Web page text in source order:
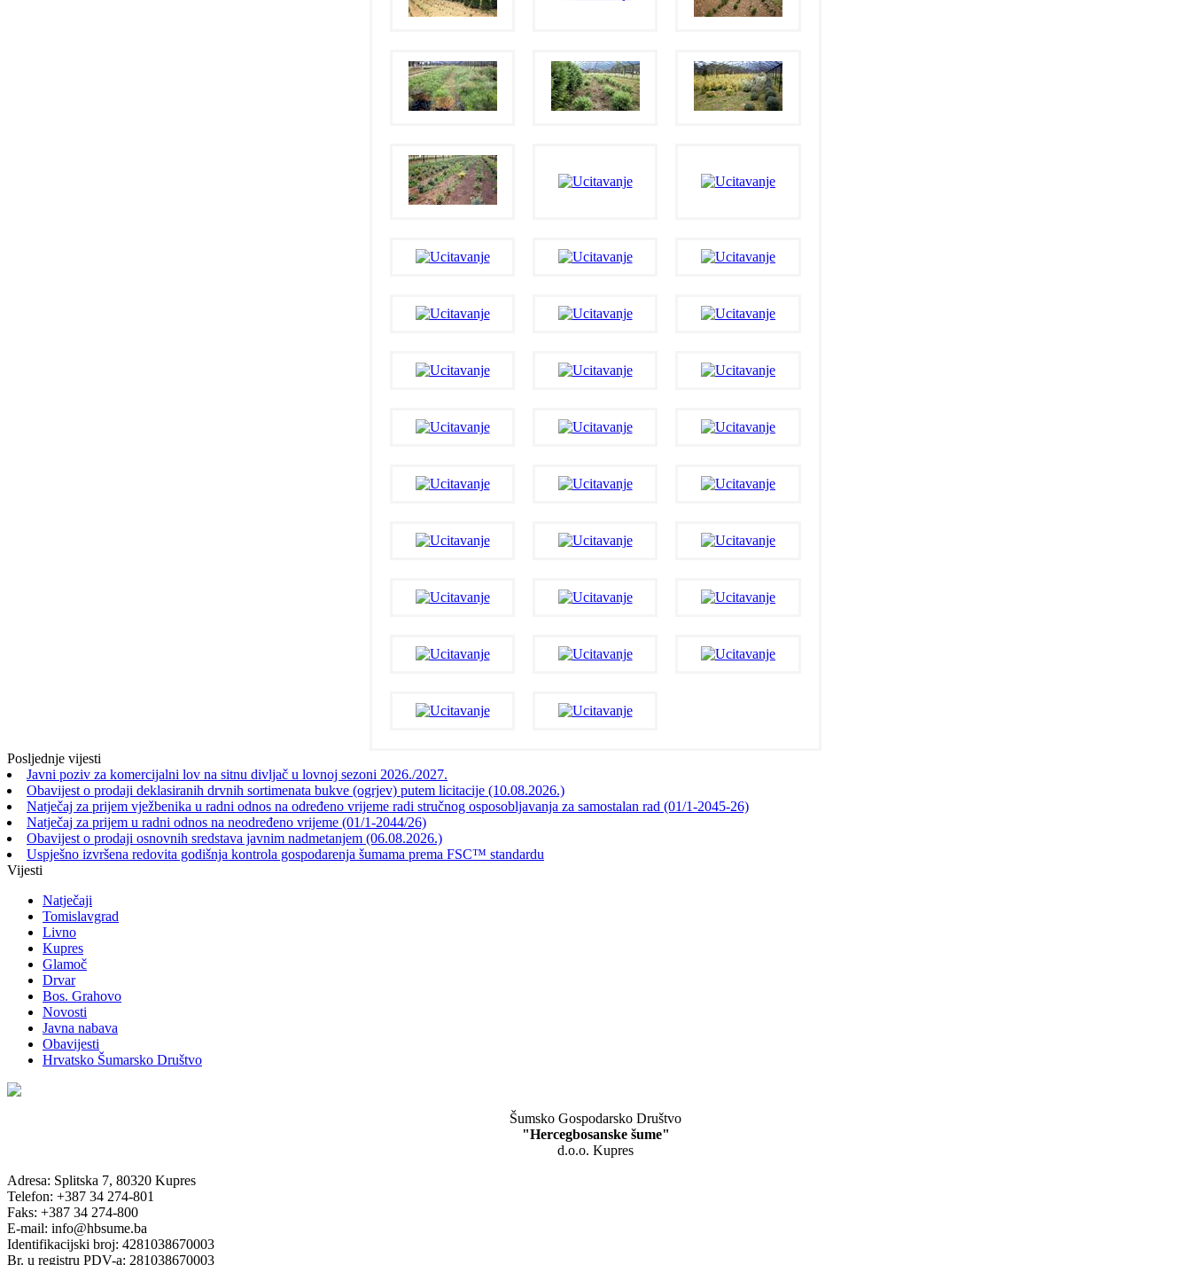
Posljednje vijesti
Javni poziv za komercijalni lov na sitnu divljač u lovnoj sezoni 2026./2027.
Obavijest o prodaji deklasiranih drvnih sortimenata bukve (ogrjev) putem licitacije (10.08.2026.)
Natječaj za prijem vježbenika u radni odnos na određeno vrijeme radi stručnog osposobljavanja za samostalan rad (01/1-2045-26)
Natječaj za prijem u radni odnos na neodređeno vrijeme (01/1-2044/26)
Obavijest o prodaji osnovnih sredstava javnim nadmetanjem (06.08.2026.)
Uspješno izvršena redovita godišnja kontrola gospodarenja šumama prema FSC™ standardu
Vijesti
Natječaji
Tomislavgrad
Livno
Kupres
Glamoč
Drvar
Bos. Grahovo
Novosti
Javna nabava
Obavijesti
Hrvatsko Šumarsko Društvo
Šumsko Gospodarsko Društvo
"Hercegbosanske šume"
d.o.o. Kupres
Adresa: Splitska 7, 80320 Kupres
Telefon: +387 34 274-801
Faks: +387 34 274-800
E-mail: info@hbsume.ba
Identifikacijski broj: 4281038670003
Br. u registru PDV-a: 281038670003